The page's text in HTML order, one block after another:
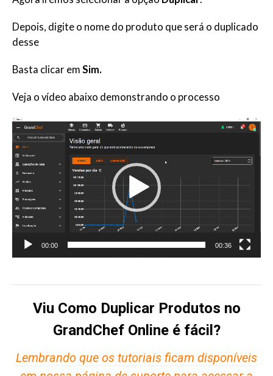
Depois, digite o nome do produto que será o duplicado
desse
Basta clicar em Sim.
Veja o vídeo abaixo demonstrando o processo
Tocador
de
vídeo
00:00 00:36
Viu Como Duplicar Produtos no
GrandChef Online é fácil?
Lembrando que os tutoriais ficam disponíveis